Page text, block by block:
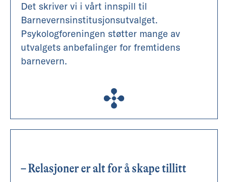
Det skriver vi i vårt innspill til
Barnevernsinstitusjonsutvalget.
Psykologforeningen støtter mange av
utvalgets anbefalinger for fremtidens
barnevern.
– Relasjoner er alt for å skape tillitt